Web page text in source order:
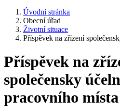
Úvodní stránka
Obecní úřad
Životní situace
Příspěvek na zřízení
Příspěvek na
společensky
pracovního